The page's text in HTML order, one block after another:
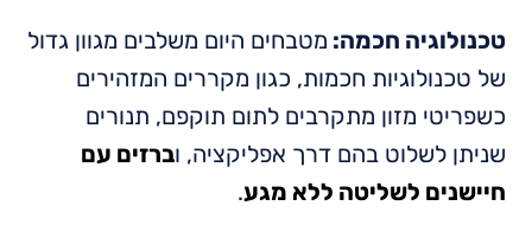
טכנולוגיה חכמה: מטבחים היום משלבים מגוון גדול
של טכנולוגיות חכמות, כגון מקררים המזהירים
כשפריטי מזון מתקרבים לתום תוקפם, תנורים
שניתן לשלוט בהם דרך אפליקציה, וברזים עם
חיישנים לשליטה ללא מגע.